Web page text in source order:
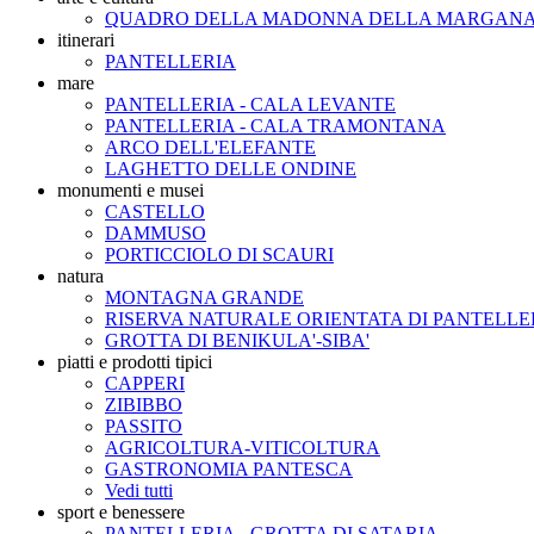
QUADRO DELLA MADONNA DELLA MARGANA
itinerari
PANTELLERIA
mare
PANTELLERIA - CALA LEVANTE
PANTELLERIA - CALA TRAMONTANA
ARCO DELL'ELEFANTE
LAGHETTO DELLE ONDINE
monumenti e musei
CASTELLO
DAMMUSO
PORTICCIOLO DI SCAURI
natura
MONTAGNA GRANDE
RISERVA NATURALE ORIENTATA DI
GROTTA DI BENIKULA'-SIBA'
piatti e prodotti tipici
CAPPERI
ZIBIBBO
PASSITO
AGRICOLTURA-VITICOLTURA
GASTRONOMIA PANTESCA
Vedi tutti
sport e benessere